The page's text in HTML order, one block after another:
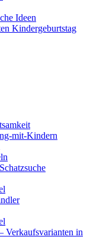
Ideen
Kindergeburtstag
mit-Kindern
Verkaufsvarianten in